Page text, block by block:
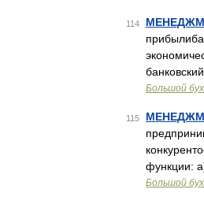
114
Большой
115
функции:
Большой